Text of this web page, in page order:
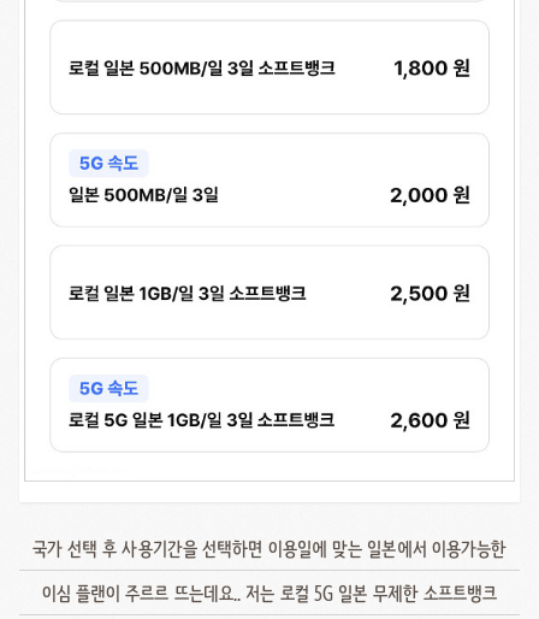
국가 선택 후 사용기간을 선택하면 이용일에 맞는 일본에서 이용가능한
이심 플랜이 주르르 뜨는데요.. 저는 로컬 5G 일본 무제한 소프트뱅크